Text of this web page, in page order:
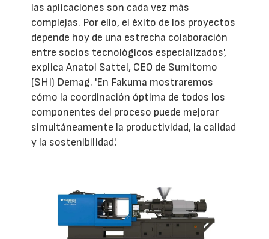
las aplicaciones son cada vez más
complejas. Por ello, el éxito de los proyectos
depende hoy de una estrecha colaboración
entre socios tecnológicos especializados',
explica Anatol Sattel, CEO de Sumitomo
(SHI) Demag. 'En Fakuma mostraremos
cómo la coordinación óptima de todos los
componentes del proceso puede mejorar
simultáneamente la productividad, la calidad
y la sostenibilidad'.